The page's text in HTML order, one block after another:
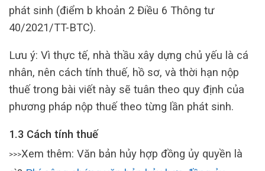
phát sinh (điểm b khoản 2 Điều 6 Thông tư
40/2021/TT-BTC).
Lưu ý: Vì thực tế, nhà thầu xây dựng chủ yếu là cá
nhân, nên cách tính thuế, hồ sơ, và thời hạn nộp
thuế trong bài viết này sẽ tuân theo quy định của
phương pháp nộp thuế theo từng lần phát sinh.
1.3 Cách tính thuế
>>>Xem thêm: Văn bản hủy hợp đồng ủy quyền là